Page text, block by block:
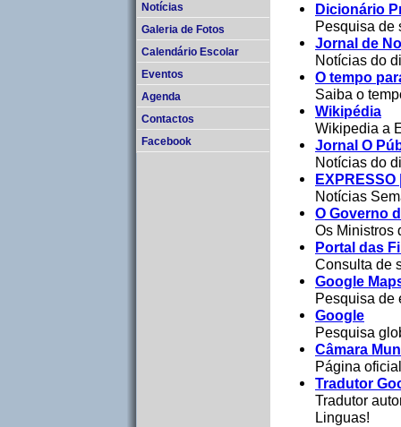
Notícias
Galeria de Fotos
Calendário Escolar
Eventos
Agenda
Contactos
Facebook
Dicionário
Pesquisa de
Jornal de
Notícias do
O tempo
Saiba o
Wikipédia
Wikipedia a
Jornal O
Notícias do
Notícias
O Governo
Os Ministros
Portal das
Consulta de
Google
Pesquisa de
Google
Pesquisa
Câmara
Página
Tradutor
Tradutor
Linguas!